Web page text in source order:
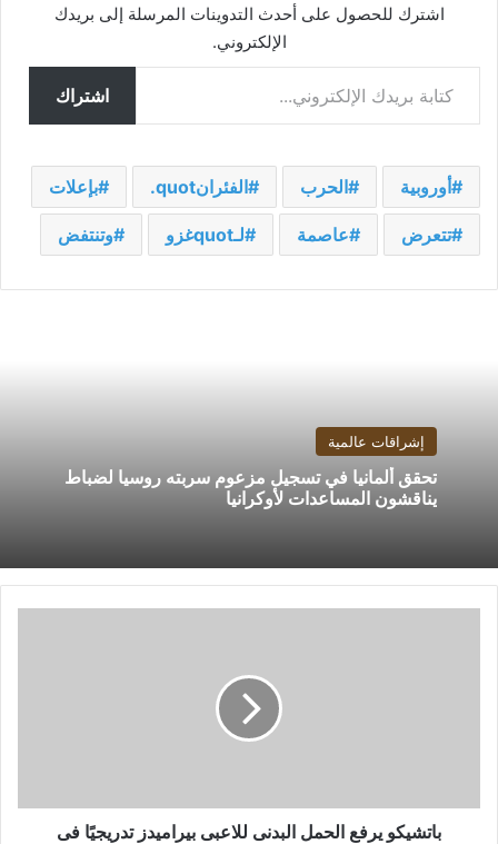
اشترك للحصول على أحدث التدوينات المرسلة إلى بريدك
الإلكتروني.
كتابة بريدك الإلكتروني...
اشتراك
أوروبية الحرب الفئرانquot. بإعلات
تتعرض عاصمة لـquotغزو وتنتفض
إشراقات عالمية
تحقق ألمانيا في تسجيل مزعوم سربته روسيا لضباط
يناقشون المساعدات لأوكرانيا
معسكر
باتشيكو يرفع الحمل البدنى للاعبى بيراميدز تدريجيًا فى